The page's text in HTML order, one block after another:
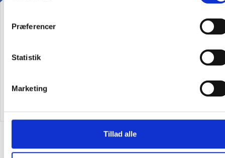
Præferencer
Statistik
Marketing
Tillad alle
aLTI væghængt stålreol
inkl. moms
Webshopkasse med tearstrip
Alternativer til varen